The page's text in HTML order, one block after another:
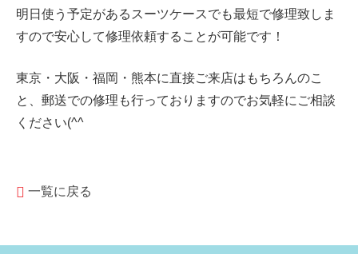
明日使う予定があるスーツケースでも最短で修理致しま
すので安心して修理依頼することが可能です！
東京・大阪・福岡・熊本に直接ご来店はもちろんのこ
と、郵送での修理も行っておりますのでお気軽にご相談
ください(^^
一覧に戻る